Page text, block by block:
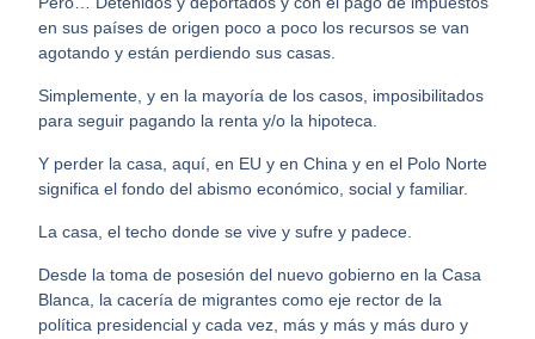
en sus países de origen poco a poco los recursos se van
agotando y están perdiendo sus casas.
Simplemente, y en la mayoría de los casos, imposibilitados
para seguir pagando la renta y/o la hipoteca.
Y perder la casa, aquí, en EU y en China y en el Polo Norte
significa el fondo del abismo económico, social y familiar.
La casa, el techo donde se vive y sufre y padece.
Desde la toma de posesión del nuevo gobierno en la Casa
Blanca, la cacería de migrantes como eje rector de la
política presidencial y cada vez, más y más y más duro y